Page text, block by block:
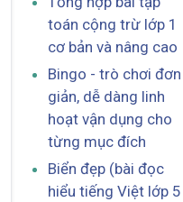
toán cộng trừ lớp 1
cơ bản và nâng cao
Bingo - trò chơi đơn
giản, dễ dàng linh
hoạt vận dụng cho
từng mục đích
Biển đẹp (bài đọc
hiểu tiếng Việt lớp 5